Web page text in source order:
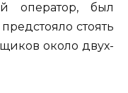
оператор, был
стоять
около двух-